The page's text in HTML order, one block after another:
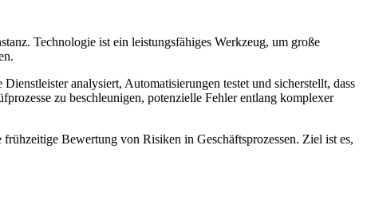
Technologie ist ein leistungsfähiges Werkzeug, um große
analysiert, Automatisierungen testet und sicherstellt, dass
zu beschleunigen, potenzielle Fehler entlang komplexer
Bewertung von Risiken in Geschäftsprozessen. Ziel ist es,